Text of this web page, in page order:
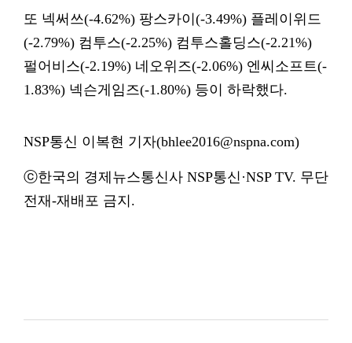
또 넥써쓰(-4.62%) 팡스카이(-3.49%) 플레이위드
(-2.79%) 컴투스(-2.25%) 컴투스홀딩스(-2.21%)
펄어비스(-2.19%) 네오위즈(-2.06%) 엔씨소프트(-
1.83%) 넥슨게임즈(-1.80%) 등이 하락했다.
NSP통신 이복현 기자(bhlee2016@nspna.com)
ⓒ한국의 경제뉴스통신사 NSP통신·NSP TV. 무단
전재-재배포 금지.